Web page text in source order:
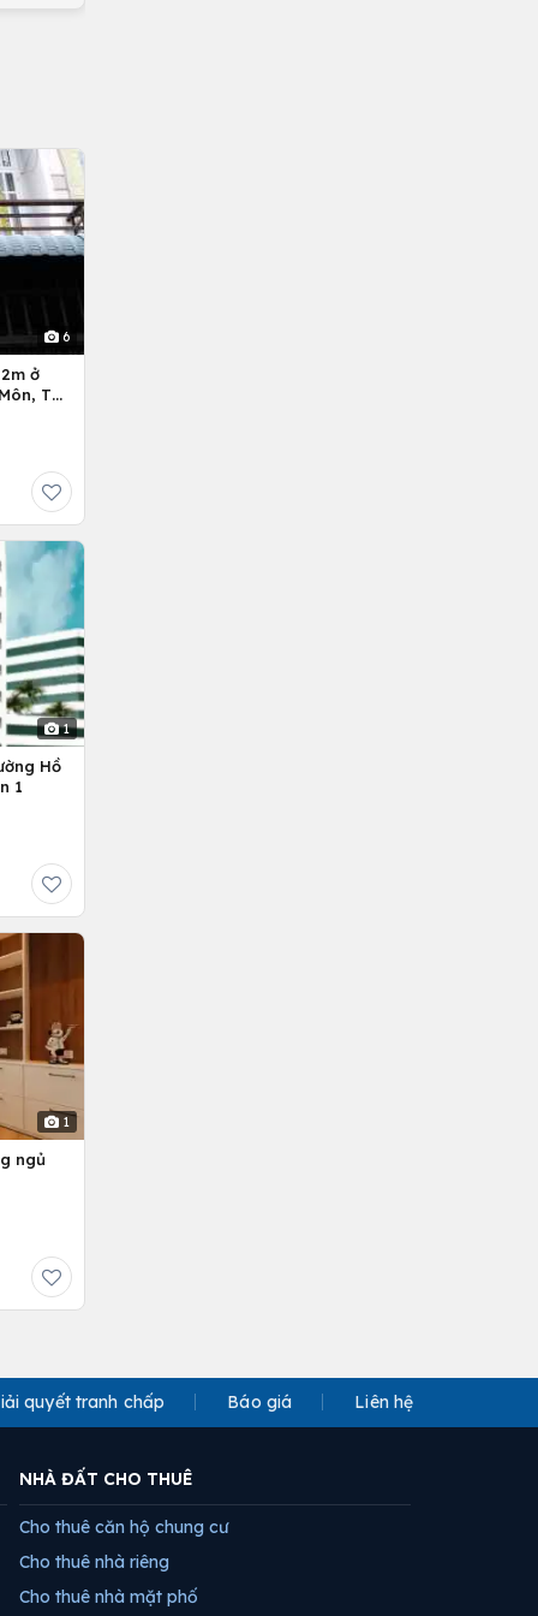
6
Tp.
1
Hồ
1
1
ngủ
quyết tranh chấp Báo giá Liên hệ
NHÀ ĐẤT CHO THUÊ
Cho thuê căn hộ chung cư
Cho thuê nhà riêng
Cho thuê nhà mặt phố